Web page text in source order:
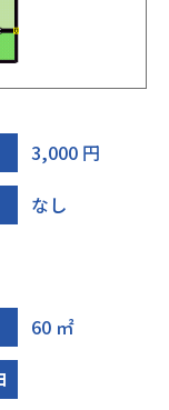
3,000 円
なし
60 ㎡